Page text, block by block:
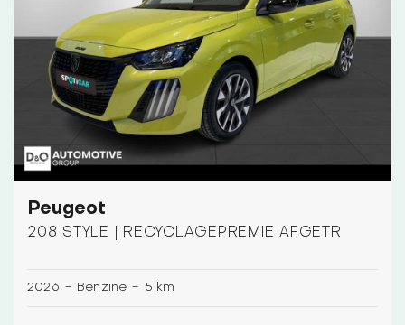
Peugeot
208 STYLE | RECYCLAGEPREMIE AFGETR
2026 - Benzine - 5 km